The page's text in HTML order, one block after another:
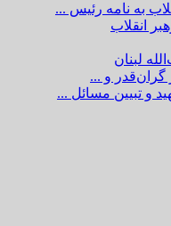
به نامه رئیس ...
انقلاب
لبنان
و ...
و تبیین مسائل ...